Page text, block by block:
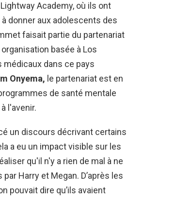
Academy, où ils ont
donner aux adolescents des
faisait partie du partenariat
basée à Los
médicaux dans ce pays
Onyema, le partenariat est en
de santé mentale
l'avenir.
un discours décrivant certains
a eu un impact visible sur les
qu'il n'y a rien de mal à ne
Harry et Megan. D’après les
pouvait dire qu’ils avaient